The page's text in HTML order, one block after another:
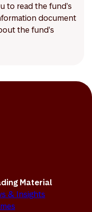
to read the fund's
document
the fund's
Material
& Insights